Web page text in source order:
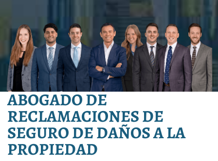
ABOGADO DE
RECLAMACIONES DE
SEGURO DE DAÑOS A LA
PROPIEDAD